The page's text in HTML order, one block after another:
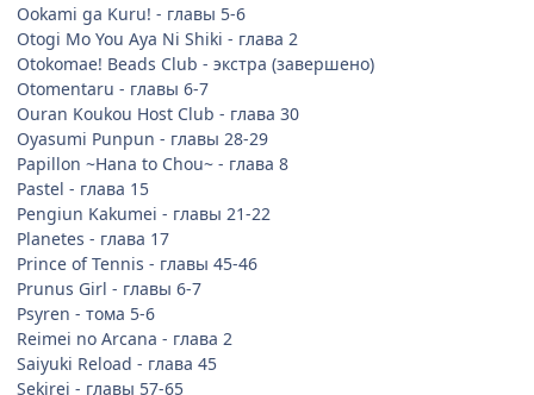
Ookami ga Kuru! - главы 5-6
Otogi Mo You Aya Ni Shiki - глава 2
Otokomae! Beads Club - экстра (завершено)
Otomentaru - главы 6-7
Ouran Koukou Host Club - глава 30
Oyasumi Punpun - главы 28-29
Papillon ~Hana to Chou~ - глава 8
Pastel - глава 15
Pengiun Kakumei - главы 21-22
Planetes - глава 17
Prince of Tennis - главы 45-46
Prunus Girl - главы 6-7
Psyren - тома 5-6
Reimei no Arcana - глава 2
Saiyuki Reload - глава 45
Sekirei - главы 57-65